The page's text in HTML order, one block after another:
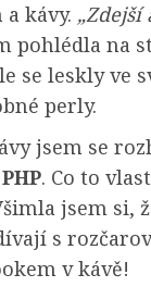
kávy. „Zdejší
pohlédla na
se leskly ve
perly.
jsem se
. Co to
jsem si,
s
v kávě!